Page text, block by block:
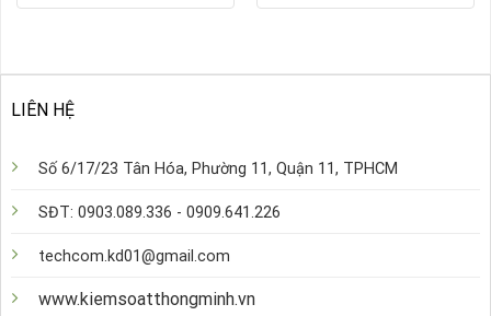
LIÊN HỆ
Số 6/17/23 Tân Hóa, Phường 11, Quận 11, TPHCM
SĐT: 0903.089.336 - 0909.641.226
techcom.kd01@gmail.com
www.kiemsoatthongminh.vn